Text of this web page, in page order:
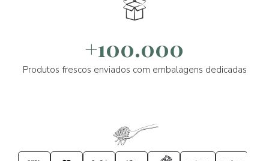
+100.000
Produtos frescos enviados com embalagens dedicadas